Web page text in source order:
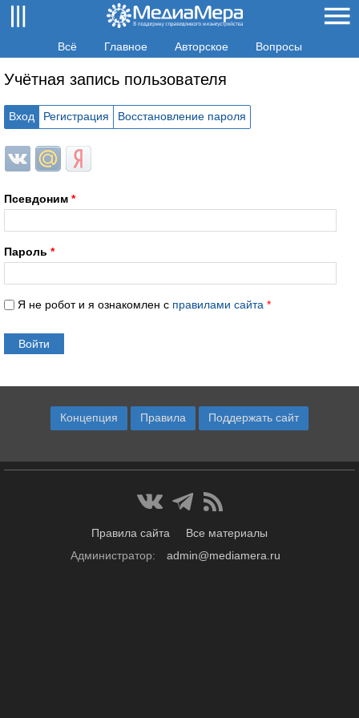
Всё Главное Авторское Вопросы
Учётная запись пользователя
Вход Регистрация Восстановление пароля
Login with ВКонтакте
Login with Mail.ru
Login with Яндекс
Псевдоним *
Пароль *
Я не робот и я ознакомлен с правилами сайта *
Концепция Правила Поддержать сайт
Правила сайта
Все материалы
Администратор:
admin@mediamera.ru